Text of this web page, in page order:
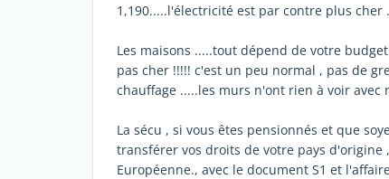
1,190.....l'électricité est par contre plus cher
Les maisons .....tout dépend de votre
pas cher !!!!! c'est un peu normal , pas de
chauffage .....les murs n'ont rien à voir avec
La sécu , si vous êtes pensionnés et que
transférer vos droits de votre pays
Européenne., avec le document S1 et